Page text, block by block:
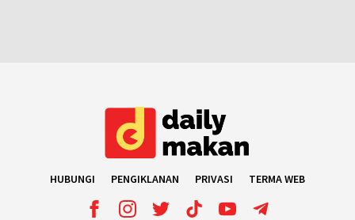
HUBUNGI PENGIKLANAN PRIVASI TERMA WEB